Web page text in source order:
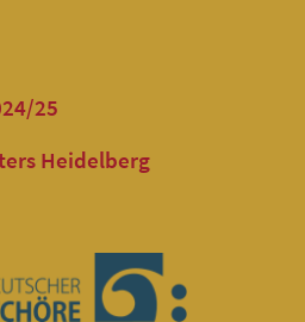
25
Heidelberg